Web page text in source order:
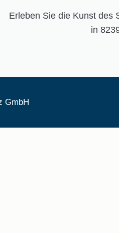
Erleben Sie die Kunst des
in
GmbH